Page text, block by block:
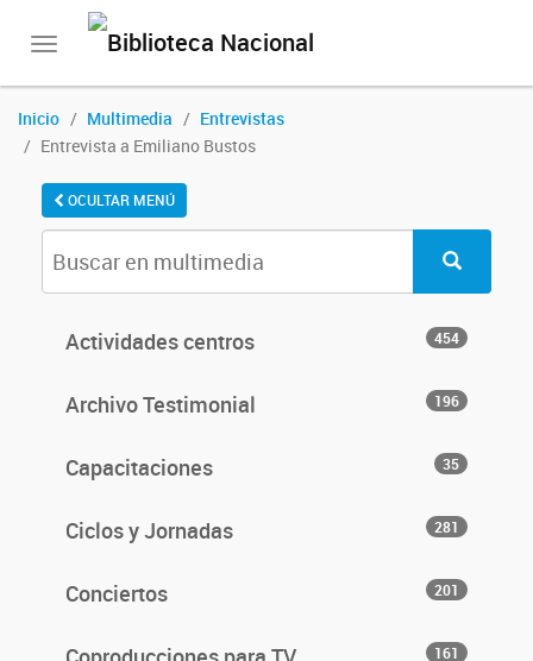
Toggle
Inicio Multimedia
Entrevistas
Entrevista a Emiliano Bustos
OCULTAR MENÚ
Actividades centros 454
Archivo Testimonial 196
Capacitaciones 35
Ciclos y Jornadas 281
Conciertos 201
161